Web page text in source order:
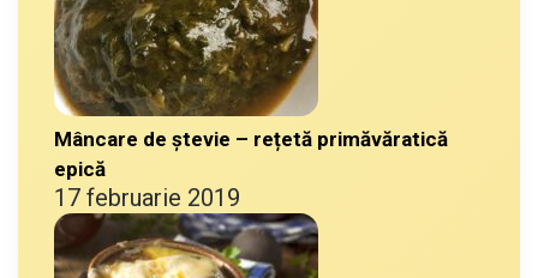
Mâncare de ștevie – rețetă primăvăratică
epică
17 februarie 2019